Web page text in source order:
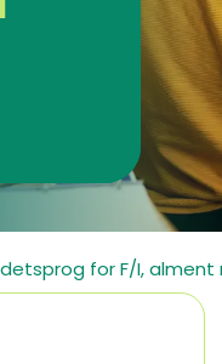
for F/I, alment